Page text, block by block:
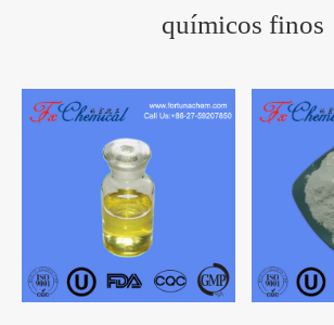
químicos finos